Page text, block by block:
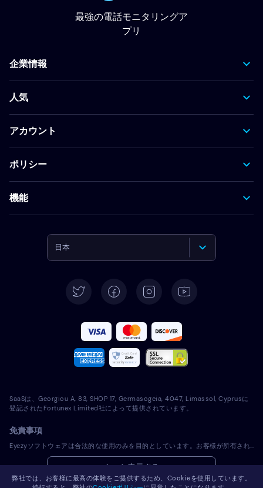
最強の電話モニタリングア
プリ
企業情報
人気
アカウント
ポリシー
機能
日本
Deutsch
Español
Français
Português
Polski
Română
SaaSは、Georgiou A, 83, SHOP 17, Germasogeia, 4047, Limassol, Cyprusに
登記されたFortunex Limited社によって提供されています。
免責事項
Eyezyソフトウェアは合法的な使用のみを目的としています。お客様が所有されていないデバイスにライセンスソフトウェアをインストールすることは、適用される法律およびお住まいの地域の法律に違反します。法律では一般的に、ライセンスソフトウェアをインストールしようとするデバイスの所有者に通知することが義務付けられています。この要件に違反した場合、違反者に厳しい金銭罰および刑事罰が課される可能性があります。ライセンスソフトウェアをインストールし使用する前に、お客様の管轄区域内におけるライセンスソフトウェアの使用の合法性に関して、お客様の法律顧問に相談してください。お客様は、ライセンスソフトウェアを当該デバイスにインストールすることに関して単独で責任を負うものとし、Eyezyが責任を負わないことを認識するものとします。
もっと表示する
弊社では、お客様に最高の体験をご提供するため、Cookieを使用しています。